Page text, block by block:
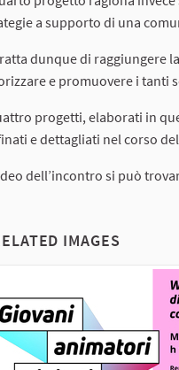
a supporto di una
dunque di raggiungere
e promuovere i tanti
progetti, elaborati in
e dettagliati nel corso
dell’incontro si può
IMAGES